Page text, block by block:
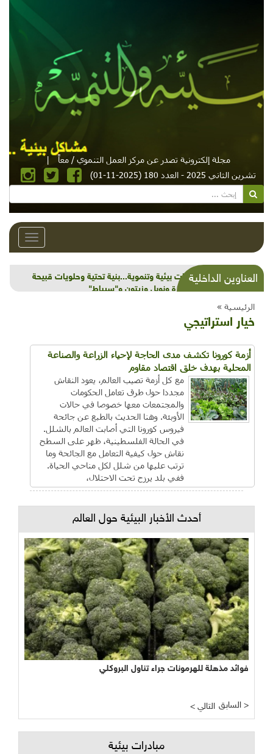
مجلة إلكترونية تصدر عن مركز العمل التنموي / معاً
|
تشرين الثاني 2025 - العدد 180 (2025-11-01)
Toggle
العناوين الداخليةشذرات بيئية وتنموية...بنية تحتية وحلويات قبيحة
وحاكورة ونوبل وزيتون و"سيباط"
الرئيسية »
خيار استراتيجي
أزمة كورونا تكشف مدى الحاجة لإحياء الزراعة والصناعة
المحلية بهدف خلق اقتصاد مقاوم
مع كل أزمة تصيب العالم، يعود النقاش
مجددا حول طرق تعامل الحكومات
والمجتمعات معها خصوصا في حالات
الأوبئة. وهنا الحديث بالطبع عن جائحة
فيروس كورونا التي أصابت العالم بالشلل.
في الحالة الفلسطينية، ظهر على السطح
نقاش حول كيفية التعامل مع الجائحة وما
ترتب عليها من شلل لكل مناحي الحياة.
ففي بلد يرزح تحت الاحتلال،
أحدث الأخبار البيئية حول العالم
فوائد مذهلة للهرمونات جراء تناول البروكلي
< التالي السابق >
مبادرات بيئية